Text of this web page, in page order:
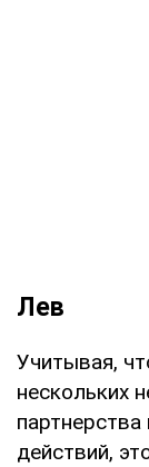
Лев
Учитывая,
нескольких
действий,